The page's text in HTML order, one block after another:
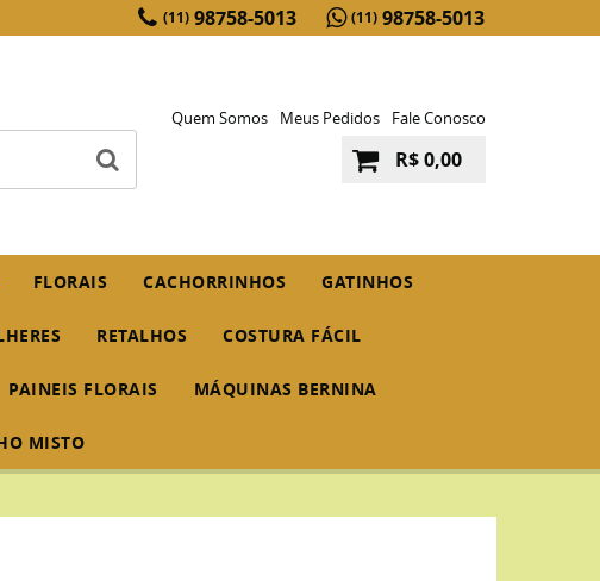
(11) 98758-5013 (11) 98758-5013
Quem Somos Meus Pedidos Fale Conosco
R$ 0,00
FLORAIS CACHORRINHOS GATINHOS
RETALHOS COSTURA FÁCIL
PAINEIS FLORAIS MÁQUINAS BERNINA
MISTO